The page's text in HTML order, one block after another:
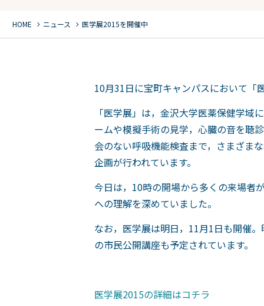
HOME chevron_right ニュース chevron_right 医学展2015を開催中
10月31日に宝町キャンパスにおいて「
「医学展」は，金沢大学医薬保健学
ームや模擬手術の見学，心臓の音を聴
会のない呼吸機能検査まで，さまざま
企画が行われています。
今日は，10時の開場から多くの来場者
への理解を深めていました。
なお，医学展は明日，11月1日も開催
の市民公開講座も予定されています。
医学展2015の詳細はコチラ